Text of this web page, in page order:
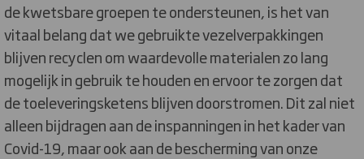
de kwetsbare groepen te ondersteunen, is het van
vitaal belang dat we gebruikte vezelverpakkingen
blijven recyclen om waardevolle materialen zo lang
mogelijk in gebruik te houden en ervoor te zorgen dat
de toeleveringsketens blijven doorstromen. Dit zal niet
alleen bijdragen aan de inspanningen in het kader van
Covid-19, maar ook aan de bescherming van onze